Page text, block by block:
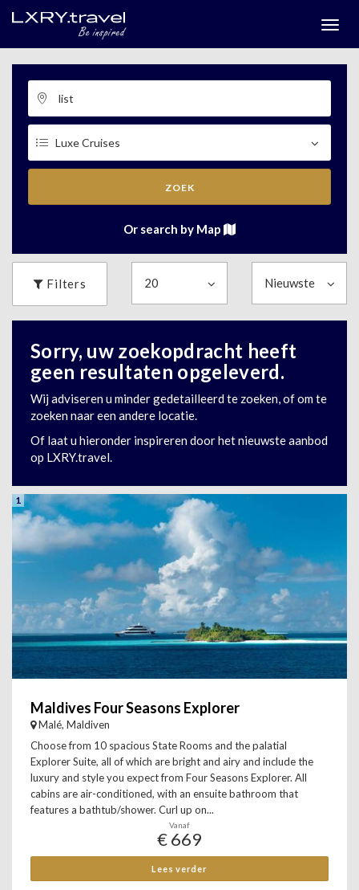
ZOEK
Or search by Map
Filters
Sorry, uw zoekopdracht heeft
geen resultaten opgeleverd.
Wij adviseren u minder gedetailleerd te zoeken, of om te
zoeken naar een andere locatie.
Of laat u hieronder inspireren door het nieuwste aanbod
op LXRY.travel.
1
Maldives Four Seasons Explorer
Malé, Maldiven
Choose from 10 spacious State Rooms and the palatial
Explorer Suite, all of which are bright and airy and include the
luxury and style you expect from Four Seasons Explorer. All
cabins are air-conditioned, with an ensuite bathroom that
features a bathtub/shower. Curl up on...
Vanaf
€ 669
Lees verder